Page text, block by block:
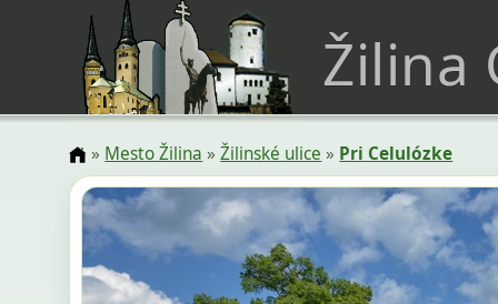
Žilina
» Mesto Žilina »Žilinské ulice » Pri Celulózke